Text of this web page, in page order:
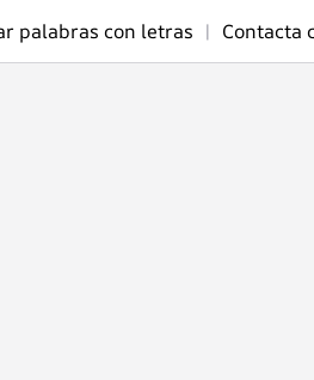
palabras con letras | Contacta